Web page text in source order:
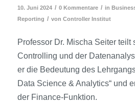
10. Juni 2024 / 0 Kommentare / in
Reporting / von Controller Institut
Professor Dr. Mischa Seiter teilt
Controlling und der
er die Bedeutung des
Data Science & Analytics“ und
der Finance-Funktion.